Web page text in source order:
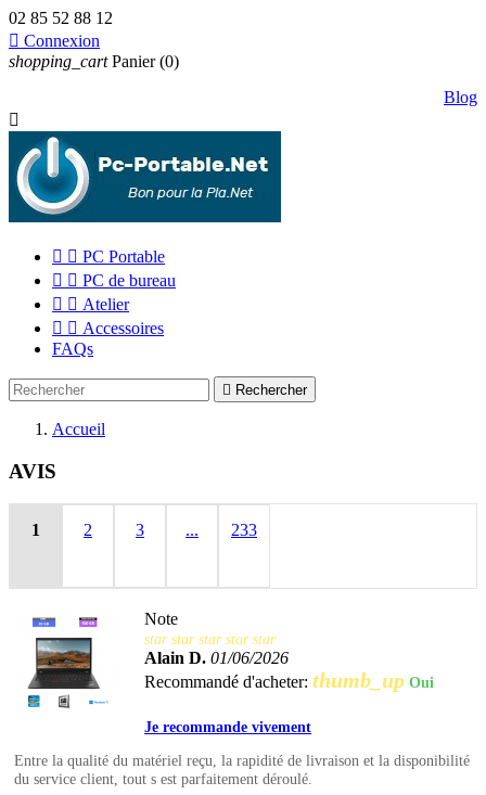
02 85 52 88 12
 Connexion
shopping_cart Panier (0)
Blog

  PC Portable
  PC de bureau
  Atelier
  Accessoires
FAQs
 Rechercher
Accueil
AVIS
1 2 3 ... 233
Note
star star star star star
Alain D. 01/06/2026
Recommandé d'acheter: thumb_up Oui
Je recommande vivement
Entre la qualité du matériel reçu, la rapidité de livraison et la disponibilité
du service client, tout s est parfaitement déroulé.